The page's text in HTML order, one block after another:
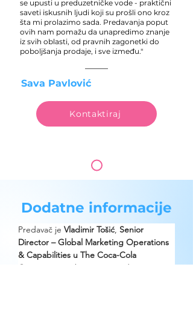
se upusti u preduzetničke vode - praktični
saveti iskusnih ljudi koji su prošli ono kroz
šta mi prolazimo sada. Predavanja poput
ovih nam pomažu da unapredimo znanje
iz svih oblasti, od pravnih zagonetki do
poboljšanja prodaje, i sve između."
Sava Pavlović
Kontaktiraj
Dodatne informacije
Predavač je Vladimir Tošić, Senior
Director – Global Marketing Operations
& Capabilities u The Coca-Cola
Company
, sa iskustvom u vođenju